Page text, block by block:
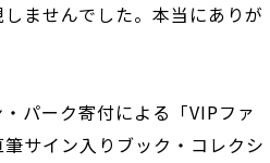
ませんでした。本当にありが
パーク寄付による「VIPファ
サイン入りブック・コレクシ